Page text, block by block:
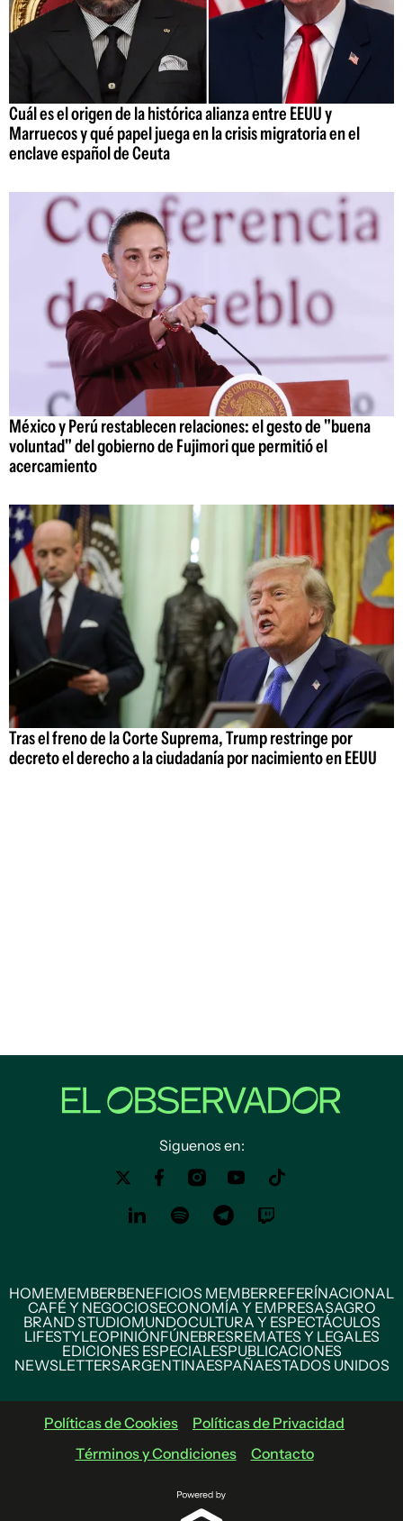
Cuál es el origen de la histórica alianza entre EEUU y
Marruecos y qué papel juega en la crisis migratoria en el
enclave español de Ceuta
México y Perú restablecen relaciones: el gesto de "buena
voluntad" del gobierno de Fujimori que permitió el
acercamiento
Tras el freno de la Corte Suprema, Trump restringe por
decreto el derecho a la ciudadanía por nacimiento en EEUU
Siguenos en:
HOMEMEMBERBENEFICIOS MEMBERREFERÍNACIONAL
CAFÉ Y NEGOCIOSECONOMÍA Y EMPRESASAGRO
BRAND STUDIOMUNDOCULTURA Y ESPECTÁCULOS
LIFESTYLEOPINIÓNFÚNEBRESREMATES Y LEGALES
EDICIONES ESPECIALESPUBLICACIONES
NEWSLETTERSARGENTINAESPAÑAESTADOS UNIDOS
Políticas de Cookies
Políticas de Privacidad
Términos y Condiciones
Contacto